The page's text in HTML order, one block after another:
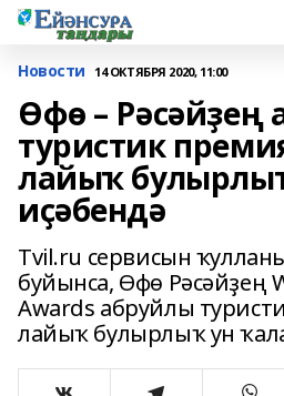
Новости 14 ОКТЯБРЯ 2020, 11:00
Өфө – Рәсәйҙең
туристик
лайыҡ
иҫәбендә
Tvil.ru сервисын
буйынса, Өфө Рәсәйҙең
Awards абруйлы
лайыҡ булырлыҡ ун